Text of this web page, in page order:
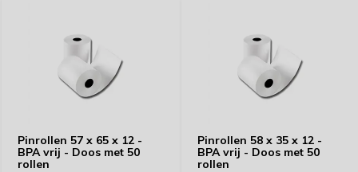
Pinrollen 57 x 65 x 12 -
BPA vrij - Doos met 50
rollen
Pinrollen 58 x 35 x 12 -
BPA vrij - Doos met 50
rollen